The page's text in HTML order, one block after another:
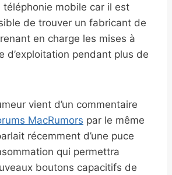
téléphonie mobile car il est
de trouver un fabricant de
en charge les mises à
d’exploitation pendant plus de
vient d’un commentaire
MacRumors par le même
récemment d’une puce
qui permettra
boutons capacitifs de